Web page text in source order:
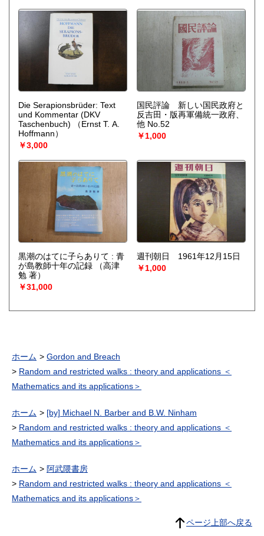
Die Serapionsbrüder: Text
und Kommentar (DKV
Taschenbuch)
（Ernst T. A.
Hoffmann）
￥3,000
国民評論 新しい国民政府と
反吉田・版再軍備統一政府、
他 No.52
￥1,000
黒潮のはてに子らありて : 青
が島教師十年の記録
（高津
勉 著）
￥31,000
週刊朝日 1961年12月15日
￥1,000
ホーム
Gordon and Breach
Random and restricted walks : theory and applications ＜
Mathematics and its applications＞
ホーム
[by] Michael N. Barber and B.W. Ninham
Random and restricted walks : theory and applications ＜
Mathematics and its applications＞
ホーム
阿武隈書房
Random and restricted walks : theory and applications ＜
Mathematics and its applications＞
ページ上部へ戻る